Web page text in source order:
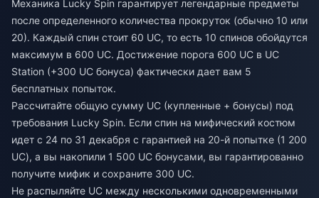
Механика Lucky Spin гарантирует легендарные предметы
после определенного количества прокруток (обычно 10 или
20). Каждый спин стоит 60 UC, то есть 10 спинов обойдутся
максимум в 600 UC. Достижение порога 600 UC в UC
Station (+300 UC бонуса) фактически дает вам 5
бесплатных попыток.
Рассчитайте общую сумму UC (купленные + бонусы) под
требования Lucky Spin. Если спин на мифический костюм
идет с 24 по 31 декабря с гарантией на 20-й попытке (1 200
UC), а вы накопили 1 500 UC бонусами, вы гарантированно
получите мифик и сохраните 300 UC.
Не распыляйте UC между несколькими одновременными